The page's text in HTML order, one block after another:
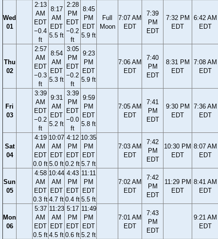
Wed
01
2:13
AM
EDT
−0.4
ft
8:17
AM
EDT
5.5 ft
2:28
PM
EDT
−0.2
ft
8:45
PM
EDT
5.9 ft
Full
Moon
7:07 AM
EDT
7:39
PM
EDT
7:32 PM
EDT
6:42 AM
EDT
Thu
02
2:57
AM
EDT
−0.3
ft
8:54
AM
EDT
5.3 ft
3:05
PM
EDT
−0.2
ft
9:23
PM
EDT
5.9 ft
7:06 AM
EDT
7:40
PM
EDT
8:31 PM
EDT
7:08 AM
EDT
Fri
03
3:39
AM
EDT
−0.2
ft
9:31
AM
EDT
5.2 ft
3:39
PM
EDT
−0.0
ft
9:59
PM
EDT
5.8 ft
7:05 AM
EDT
7:41
PM
EDT
9:30 PM
EDT
7:36 AM
EDT
Sat
04
4:19
AM
EDT
0.0 ft
10:07
AM
EDT
5.0 ft
4:12
PM
EDT
0.2 ft
10:35
PM
EDT
5.7 ft
7:03 AM
EDT
7:42
PM
EDT
10:30 PM
EDT
8:07 AM
EDT
Sun
05
4:58
AM
EDT
0.3 ft
10:44
AM
EDT
4.7 ft
4:43
PM
EDT
0.4 ft
11:11
PM
EDT
5.5 ft
7:02 AM
EDT
7:42
PM
EDT
11:29 PM
EDT
8:41 AM
EDT
Mon
06
5:37
AM
EDT
0.5 ft
11:23
AM
EDT
4.5 ft
5:17
PM
EDT
0.6 ft
11:49
PM
EDT
5.2 ft
7:01 AM
EDT
7:43
PM
EDT
9:21 AM
EDT